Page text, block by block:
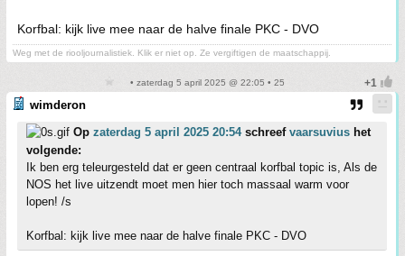
Korfbal: kijk live mee naar de halve finale PKC - DVO
Weg met de riooljournalistiek. Klik er niet op. Ze vergiftigen de maatschappij.
• zaterdag 5 april 2025 @ 22:05 • 25
wimderon
Op zaterdag 5 april 2025 20:54schreef vaarsuvius het
volgende:
Ik ben erg teleurgesteld dat er geen centraal korfbal topic is, Als de
NOS het live uitzendt moet men hier toch massaal warm voor
lopen! /s
Korfbal: kijk live mee naar de halve finale PKC - DVO